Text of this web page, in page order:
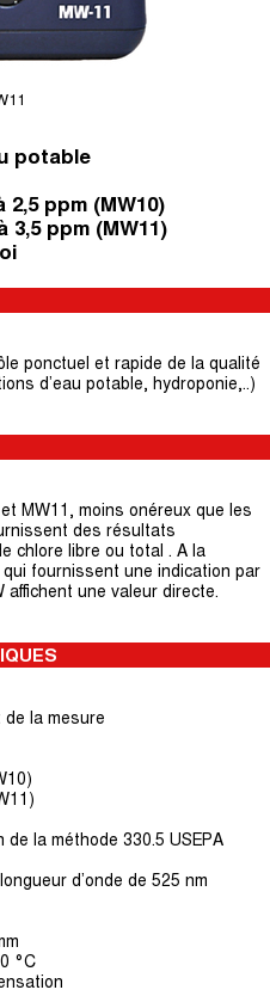
potable
2,5 ppm (MW10)
3,5 ppm (MW11)
ponctuel et rapide de la qualité
d’eau potable, hydroponie,..)
MW11, moins onéreux que les
des résultats
chlore libre ou total . A la
fournissent une indication par
une valeur directe.
de la mesure
de la méthode 330.5 USEPA
d’onde de 525 nm
°C